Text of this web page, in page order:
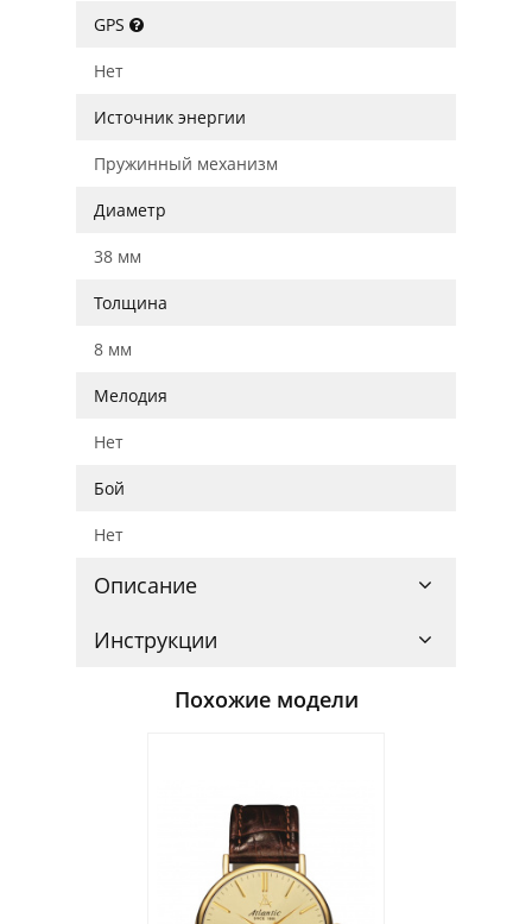
GPS
Нет
Источник энергии
Пружинный механизм
Диаметр
38 мм
Толщина
8 мм
Мелодия
Нет
Бой
Нет
Описание
Инструкции
Похожие модели